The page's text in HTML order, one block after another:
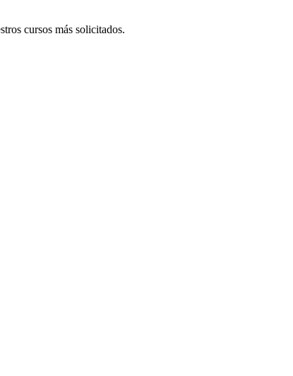
cursos más solicitados.